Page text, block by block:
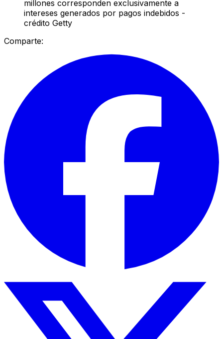
millones corresponden exclusivamente a
intereses generados por pagos indebidos -
crédito Getty
Comparte: